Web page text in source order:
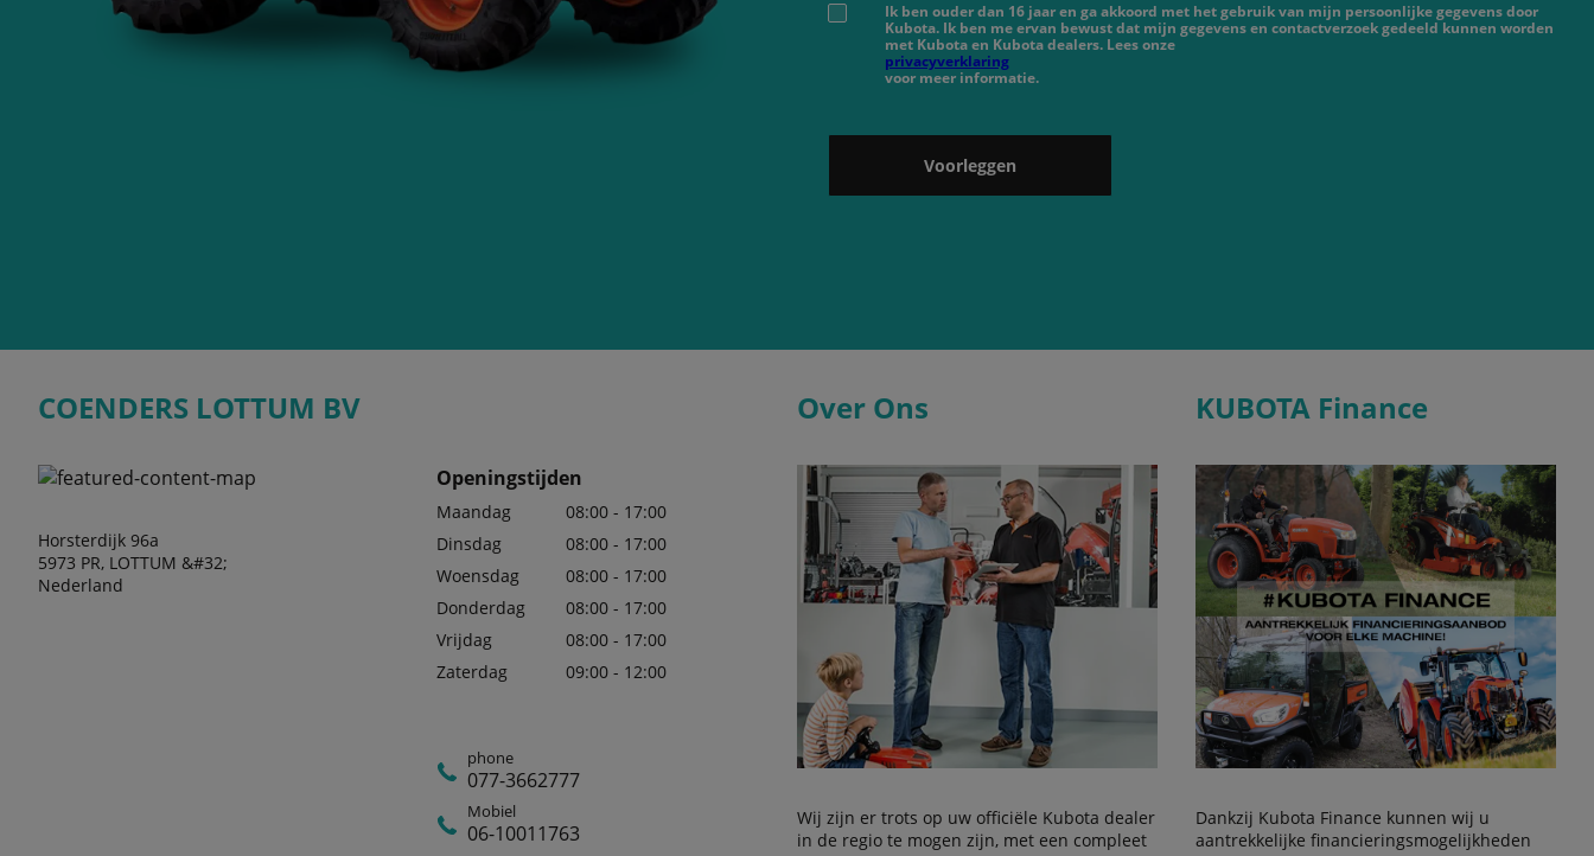
Ik ben ouder dan 16 jaar en ga akkoord met het gebruik van mijn persoonlijke gegevens door
Kubota. Ik ben me ervan bewust dat mijn gegevens en contactverzoek gedeeld kunnen worden
met Kubota en Kubota dealers. Lees onze
privacyverklaring
voor meer informatie.
Voorleggen
COENDERS LOTTUM BV
Horsterdijk 96a
5973 PR, LOTTUM &#32;
Nederland
Openingstijden
Maandag
08:00 - 17:00
Dinsdag
08:00 - 17:00
Woensdag
08:00 - 17:00
Donderdag
08:00 - 17:00
Vrijdag
08:00 - 17:00
Zaterdag
09:00 - 12:00
phone
077-3662777
Mobiel
06-10011763
Over Ons
Wij zijn er trots op uw officiële Kubota dealer
in de regio te mogen zijn, met een compleet
KUBOTA Finance
Dankzij Kubota Finance kunnen wij u
aantrekkelijke financieringsmogelijkheden